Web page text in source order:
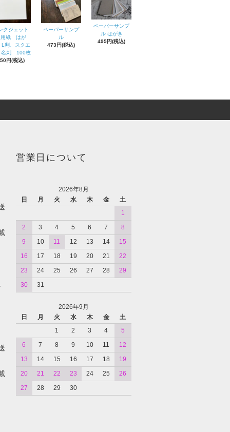
クジェット
用紙 はが
L判、スクエ
名刺 100枚
円(税込)
ペーパーサンプ
ル
473円(税込)
ペーパーサンプ
ル はがき
495円(税込)
営業日について
2026年8月
日
月 火 水 木 金
土
1
2
3 4 5 6 7
8
9
10 11 12 13 14
15
16
17 18 19 20 21
22
23
24 25 26 27 28
29
30
31
2026年9月
日
月 火 水 木 金
土
1
2 3 4
5
6
7 8 9 10 11
12
13
14 15 16 17 18
19
20
21 22 23 24 25
26
27
28 29 30